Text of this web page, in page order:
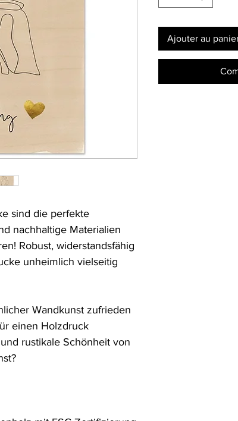
sind die perfekte
nachhaltige Materialien
Robust, widerstandsfähig
unheimlich vielseitig
Wandkunst zufrieden
einen Holzdruck
rustikale Schönheit von
Ajouter au